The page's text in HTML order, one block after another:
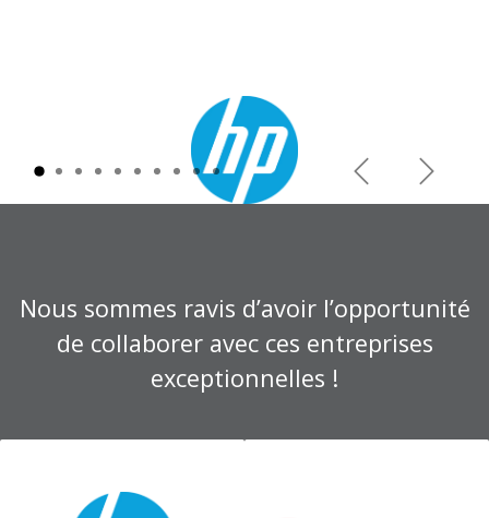
PrécédentSuivant
Nous sommes ravis d’avoir l’opportunité
de collaborer avec ces entreprises
exceptionnelles !